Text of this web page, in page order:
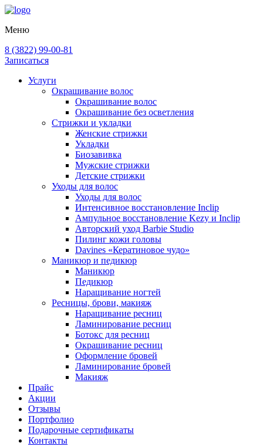
Меню
8 (3822) 99-00-81
Записаться
Услуги
Окрашивание волос
Окрашивание волос
Окрашивание без осветления
Стрижки и укладки
Женские стрижки
Укладки
Биозавивка
Мужские стрижки
Детские стрижки
Уходы для волос
Уходы для волос
Интенсивное восстановление Inclip
Ампульное восстановление Kezy и Inclip
Авторский уход Barbie Studio
Пилинг кожи головы
Davines «Кератиновое чудо»
Маникюр и педикюр
Маникюр
Педикюр
Наращивание ногтей
Ресницы, брови, макияж
Наращивание ресниц
Ламинирование ресниц
Ботокс для ресниц
Окрашивание ресниц
Оформление бровей
Ламинирование бровей
Макияж
Прайс
Акции
Отзывы
Портфолио
Подарочные сертификаты
Контакты